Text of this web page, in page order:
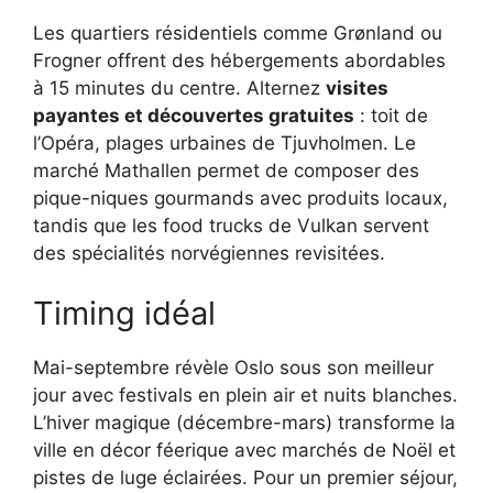
Les quartiers résidentiels comme Grønland ou
Frogner offrent des hébergements abordables
à 15 minutes du centre. Alternez visites
payantes et découvertes gratuites : toit de
l’Opéra, plages urbaines de Tjuvholmen. Le
marché Mathallen permet de composer des
pique-niques gourmands avec produits locaux,
tandis que les food trucks de Vulkan servent
des spécialités norvégiennes revisitées.
Timing idéal
Mai-septembre révèle Oslo sous son meilleur
jour avec festivals en plein air et nuits blanches.
L’hiver magique (décembre-mars) transforme la
ville en décor féerique avec marchés de Noël et
pistes de luge éclairées. Pour un premier séjour,